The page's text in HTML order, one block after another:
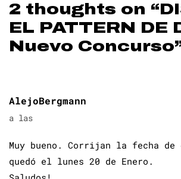
2 thoughts on “
EL PATTERN DE
Nuevo Concurso
AlejoBergmann
a las
Muy bueno. Corrijan la fecha de
quedó el lunes 20 de Enero.